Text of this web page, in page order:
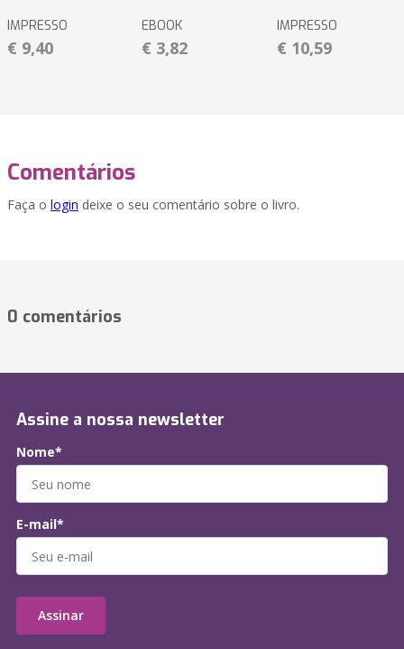
IMPRESSO
€ 9,40
EBOOK
€ 3,82
IMPRESSO
€ 10,59
Comentários
Faça o login deixe o seu comentário sobre o livro.
0 comentários
Assine a nossa newsletter
Nome*
E-mail*
Assinar